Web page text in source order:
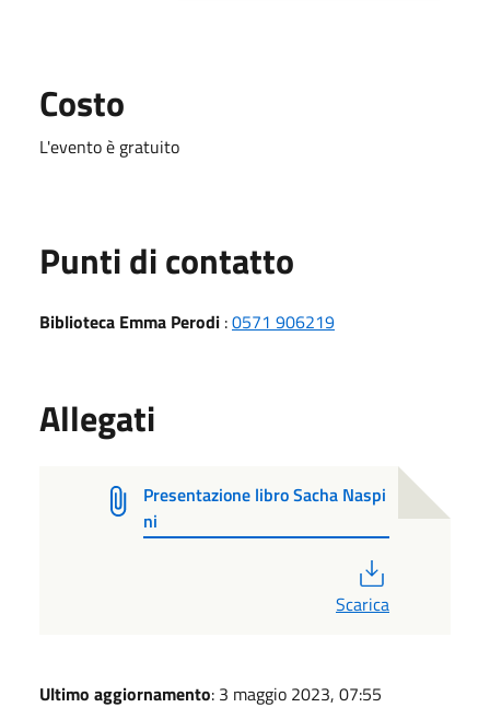
Costo
L'evento è gratuito
Punti di contatto
Biblioteca Emma Perodi :0571 906219
Allegati
Presentazione libro Sacha Naspi
ni
Scarica
Ultimo aggiornamento: 3 maggio 2023, 07:55